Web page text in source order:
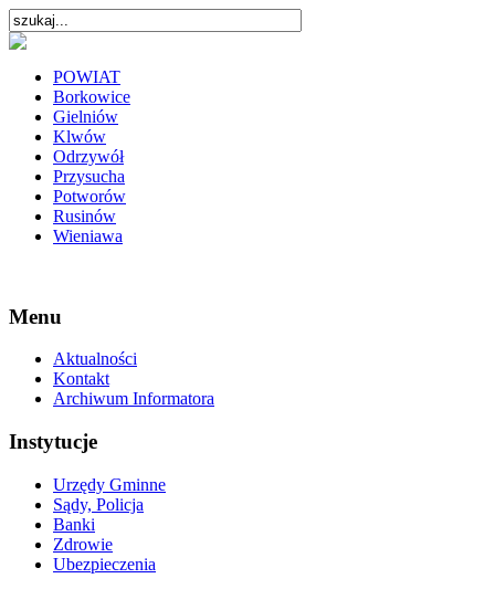
POWIAT
Borkowice
Gielniów
Klwów
Odrzywół
Przysucha
Potworów
Rusinów
Wieniawa
Menu
Aktualności
Kontakt
Archiwum Informatora
Instytucje
Urzędy Gminne
Sądy, Policja
Banki
Zdrowie
Ubezpieczenia